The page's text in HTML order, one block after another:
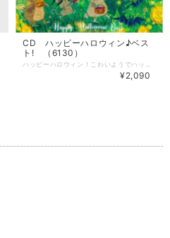
CD ハッピーハロウィン♪ベス
ト! （6130）
¥2,090